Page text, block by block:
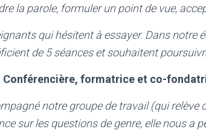
la parole, formuler un point de vue,
qui hésitent à essayer. Dans notre
de 5 séances et souhaitent
Conférencière, formatrice et co-
notre groupe de travail (qui relève
sur les questions de genre, elle nous a